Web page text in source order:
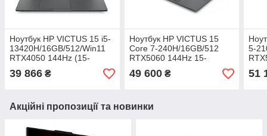
Ноутбук HP VICTUS 15 i5-
13420H/16GB/512/Win11
RTX4050 144Hz (15-
fa2243nw (C1LN0EA)
39 866 ₴
Ноутбук HP VICTUS 15
Core 7-240H/16GB/512
RTX5060 144Hz 15-
fa2095nw (CX5U4EA)
49 600₴
5-
51
Акційні пропозиції та новинки